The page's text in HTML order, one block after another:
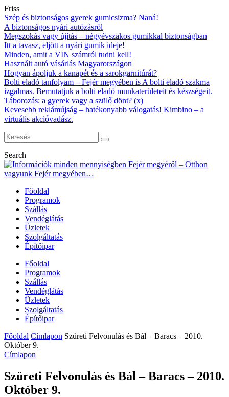
Friss
Szép és biztonságos gyerek gumicsizma? Naná!
A biztonságos nyári autózásról
Megszokás vagy újítás – négyévszakos gumikkal biztonságban
Itt a tavasz, eljött a nyári gumik ideje!
Minden, amit a VIN számról tudni kell!
Használt autó vásárlás Magyarországon
Hogyan ápoljuk a kanapét és a sarokgarnitúrát?
Bolti eladó tanfolyam – Fejér megyében is A bolti eladó szakma
izgalmas. Bemutatjuk a bolti eladó munkaterületeit és készségeit.
Táborozás: a gyerek vagy a szülő dönt? (x)
Kevesebb reklámújság – hatékonyabb válogatás! Kimbino – a
virtuális akcióvadász.
Search
Főoldal
Programok
Szállás
Vendéglátás
Üzletek
Szolgáltatás
Építőipar
Főoldal
Programok
Szállás
Vendéglátás
Üzletek
Szolgáltatás
Építőipar
Főoldal Címlapon Szüreti Felvonulás és Bál – Baracs – 2010.
Október 9.
Címlapon
Szüreti Felvonulás és Bál – Baracs – 2010.
Október 9.